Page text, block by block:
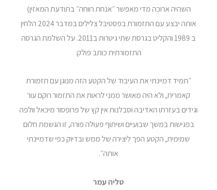
השהיה ארוכה מדי מאפשר ״אנחת רווחה״ בתודעת המאזין)
אותה יבצע עם התזמורת בפסטיבל צלילים במדבר 2024 הלחין
ב 1989 והקליט בגרסת שתי גיטרות ב2011. על השלמת הגרסה
התזמורתית כותב פולק:
״תמיד דמיינתי את העיבוד של הקטע הזה מנוגן עם תזמורת
קאמרית, ולא היה מאושר ממני לראות את התזמור רוקם עור
וגידים בעזרתו האדיבה וסבלנות אין קץ של פרופסור מיכאל וולפה
בפגישות במשך שבועיים ושיתוף פעולה פורה, זו הגשמת חלום
שמימית, הקטע הפך ליצירה של ממש ובדיוק כפי שדמיינתי
אותה״.
טליה עמר